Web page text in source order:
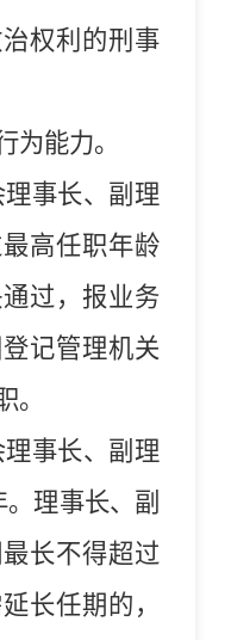
治权利的刑事
为能力。
理事长、副理
高任职年龄
过，报业务
记管理机关
。
理事长、副理
。理事长、副
长不得超过
长任期的，